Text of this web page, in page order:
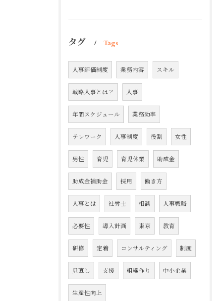
タグ Tags
人事評価制度 業務内容 スキル
戦略人事とは？ 人事
年間スケジュール 業務効率
テレワーク 人事制度 役割 女性
男性 育児 育児休業 助成金
助成金補助金 採用 働き方
人事とは 社労士 相談 人事戦略
必要性 導入計画 東京 教育
研修 定着 コンサルティング 制度
見直し 支援 組織作り 中小企業
生産性向上